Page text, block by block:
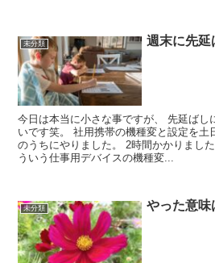
未分類 週末に先延
今日は本当に小さな事ですが、 先延ばし
いです笑。 社用携帯の機種変と設定を土
のうちにやりました。 2時間かかりまし
ういう仕事用デバイスの機種変...
未分類 やった意味